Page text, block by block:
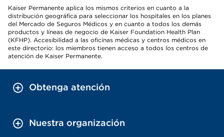
Kaiser Permanente aplica los mismos criterios en cuanto a la
distribución geográfica para seleccionar los hospitales en los planes
del Mercado de Seguros Médicos y en cuanto a todos los demás
productos y líneas de negocio de Kaiser Foundation Health Plan
(KFHP). Accesibilidad a las oficinas médicas y centros médicos en
este directorio: los miembros tienen acceso a todos los centros de
atención de Kaiser Permanente.
Obtenga atención
Nuestra organización